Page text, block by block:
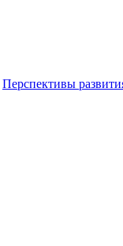
Перспективы